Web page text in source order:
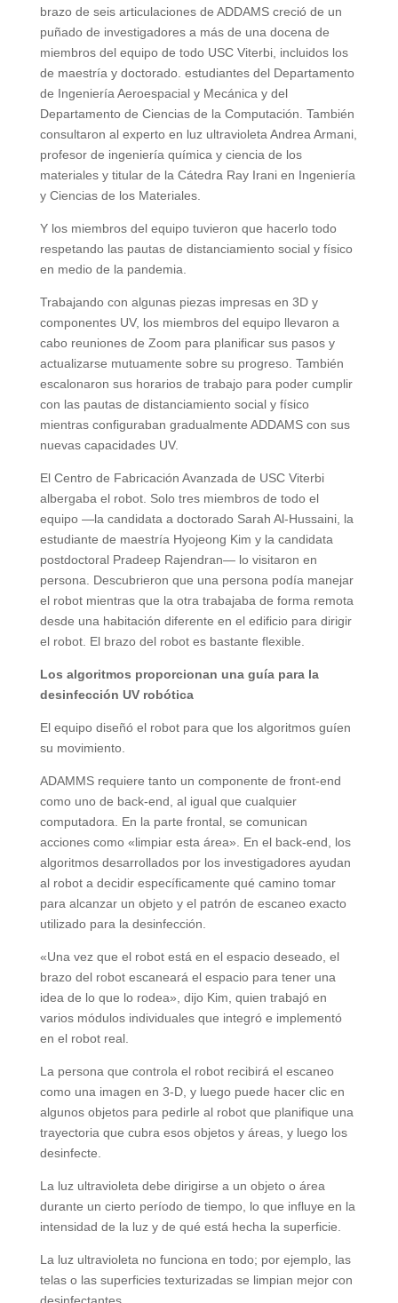
brazo de seis articulaciones de ADDAMS creció de un
puñado de investigadores a más de una docena de
miembros del equipo de todo USC Viterbi, incluidos los
de maestría y doctorado. estudiantes del Departamento
de Ingeniería Aeroespacial y Mecánica y del
Departamento de Ciencias de la Computación. También
consultaron al experto en luz ultravioleta Andrea Armani,
profesor de ingeniería química y ciencia de los
materiales y titular de la Cátedra Ray Irani en Ingeniería
y Ciencias de los Materiales.
Y los miembros del equipo tuvieron que hacerlo todo
respetando las pautas de distanciamiento social y físico
en medio de la pandemia.
Trabajando con algunas piezas impresas en 3D y
componentes UV, los miembros del equipo llevaron a
cabo reuniones de Zoom para planificar sus pasos y
actualizarse mutuamente sobre su progreso. También
escalonaron sus horarios de trabajo para poder cumplir
con las pautas de distanciamiento social y físico
mientras configuraban gradualmente ADDAMS con sus
nuevas capacidades UV.
El Centro de Fabricación Avanzada de USC Viterbi
albergaba el robot. Solo tres miembros de todo el
equipo —la candidata a doctorado Sarah Al-Hussaini, la
estudiante de maestría Hyojeong Kim y la candidata
postdoctoral Pradeep Rajendran— lo visitaron en
persona. Descubrieron que una persona podía manejar
el robot mientras que la otra trabajaba de forma remota
desde una habitación diferente en el edificio para dirigir
el robot. El brazo del robot es bastante flexible.
Los algoritmos proporcionan una guía para la
desinfección UV robótica
El equipo diseñó el robot para que los algoritmos guíen
su movimiento.
ADAMMS requiere tanto un componente de front-end
como uno de back-end, al igual que cualquier
computadora. En la parte frontal, se comunican
acciones como «limpiar esta área». En el back-end, los
algoritmos desarrollados por los investigadores ayudan
al robot a decidir específicamente qué camino tomar
para alcanzar un objeto y el patrón de escaneo exacto
utilizado para la desinfección.
«Una vez que el robot está en el espacio deseado, el
brazo del robot escaneará el espacio para tener una
idea de lo que lo rodea», dijo Kim, quien trabajó en
varios módulos individuales que integró e implementó
en el robot real.
La persona que controla el robot recibirá el escaneo
como una imagen en 3-D, y luego puede hacer clic en
algunos objetos para pedirle al robot que planifique una
trayectoria que cubra esos objetos y áreas, y luego los
desinfecte.
La luz ultravioleta debe dirigirse a un objeto o área
durante un cierto período de tiempo, lo que influye en la
intensidad de la luz y de qué está hecha la superficie.
La luz ultravioleta no funciona en todo; por ejemplo, las
telas o las superficies texturizadas se limpian mejor con